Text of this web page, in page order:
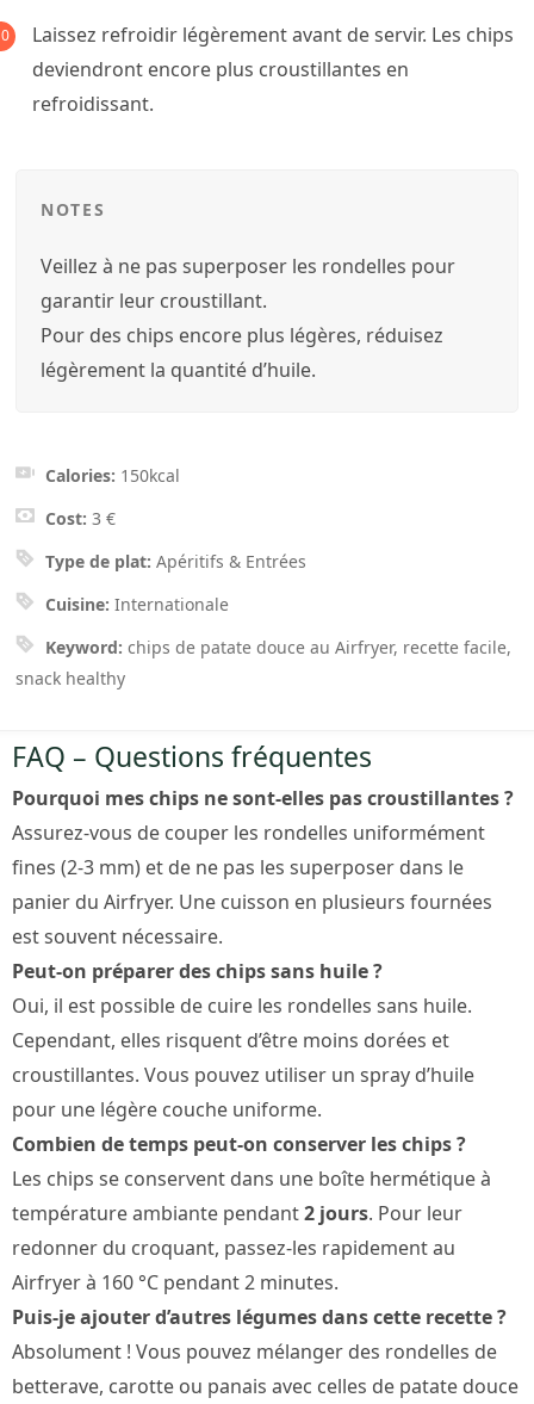
Laissez refroidir légèrement avant de servir. Les chips
deviendront encore plus croustillantes en
refroidissant.
NOTES
Veillez à ne pas superposer les rondelles pour
garantir leur croustillant.
Pour des chips encore plus légères, réduisez
légèrement la quantité d’huile.
Calories: 150kcal
Cost: 3 €
Type de plat: Apéritifs & Entrées
Cuisine: Internationale
Keyword: chips de patate douce au Airfryer, recette facile,
snack healthy
FAQ – Questions fréquentes
Pourquoi mes chips ne sont-elles pas croustillantes ?
Assurez-vous de couper les rondelles uniformément
fines (2-3 mm) et de ne pas les superposer dans le
panier du Airfryer. Une cuisson en plusieurs fournées
est souvent nécessaire.
Peut-on préparer des chips sans huile ?
Oui, il est possible de cuire les rondelles sans huile.
Cependant, elles risquent d’être moins dorées et
croustillantes. Vous pouvez utiliser un spray d’huile
pour une légère couche uniforme.
Combien de temps peut-on conserver les chips ?
Les chips se conservent dans une boîte hermétique à
température ambiante pendant2 jours. Pour leur
redonner du croquant, passez-les rapidement au
Airfryer à 160 °C pendant 2 minutes.
Puis-je ajouter d’autres légumes dans cette recette ?
Absolument ! Vous pouvez mélanger des rondelles de
betterave, carotte ou panais avec celles de patate douce